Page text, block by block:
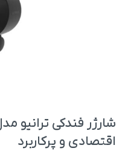
اقتصادی و پرکاربرد